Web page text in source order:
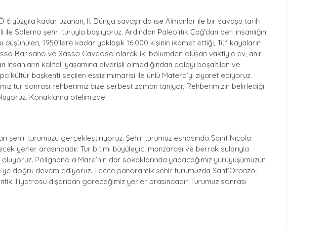
6 yüzyıla kadar uzanan, II. Dünya savaşında ise Almanlar ile bir savaşa tarih
Salerno şehri turuyla başlıyoruz. Ardından Paleolitik Çağ’dan beri insanlığın
1950’lere kadar yaklaşık 16.000 kişinin ikamet ettiği, Tüf kayaların
Barisano ve Sasso Caveoso olarak iki bölümden oluşan vaktiyle ev, ahır
kaliteli yaşamına elverişli olmadığından dolayı boşaltılan ve
kültür başkenti seçilen eşsiz mimarisi ile ünlü Matera’yı ziyaret ediyoruz.
tur sonrası rehberimiz bize serbest zaman tanıyor. Rehberimizin belirlediği
Konaklama otelimizde.
şehir turumuzu gerçekleştiriyoruz. Şehir turumuz esnasında Saint Nicola
yerler arasındadır. Tur bitimi büyüleyici manzarası ve berrak sularıyla
Polignano a Mare’nin dar sokaklarında yapacağımız yürüyüşümüzün
doğru devam ediyoruz. Lecce panoramik şehir turumuzda Sant’Oronzo,
Tiyatrosu dışarıdan göreceğimiz yerler arasındadır. Turumuz sonrası